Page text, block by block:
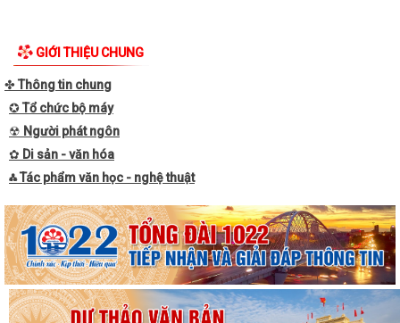
GIỚI THIỆU CHUNG
✤ Thông tin chung
✪ Tổ chức bộ máy
☢ Người phát ngôn
✿ Di sản - văn hóa
⁂ Tác phẩm văn học - nghệ thuật
Thanh thiếu niên, nhi đồng phường Tân Hưng sôi nổi tranh tài trên
đường đua xanh
Mãn nhãn với Liên hoan văn nghệ “Thanh âm mùa hạ”
Quyết định về việc phê duyệt kết quả trúng đấu giá Quyền sử dụng đất